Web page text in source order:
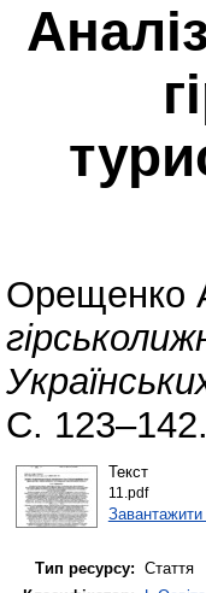
Орещенко
С.
Текст
11.pdf
Тип ресурсу: Стаття